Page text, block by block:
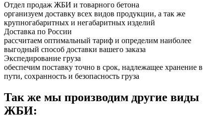
Отдел продаж ЖБИ и товарного бетона
организуем доставку всех видов продукции, а так же
крупногабаритных и негабаритных изделий
Доставка по России
рассчитаем оптимальный тариф и определим наиболее
выгодный способ доставки вашего заказа
Экспедирование груза
обеспечим поставку точно в срок, надлежащее хранение в
пути, сохранность и безопасность груза
Так же мы производим другие виды
ЖБИ: